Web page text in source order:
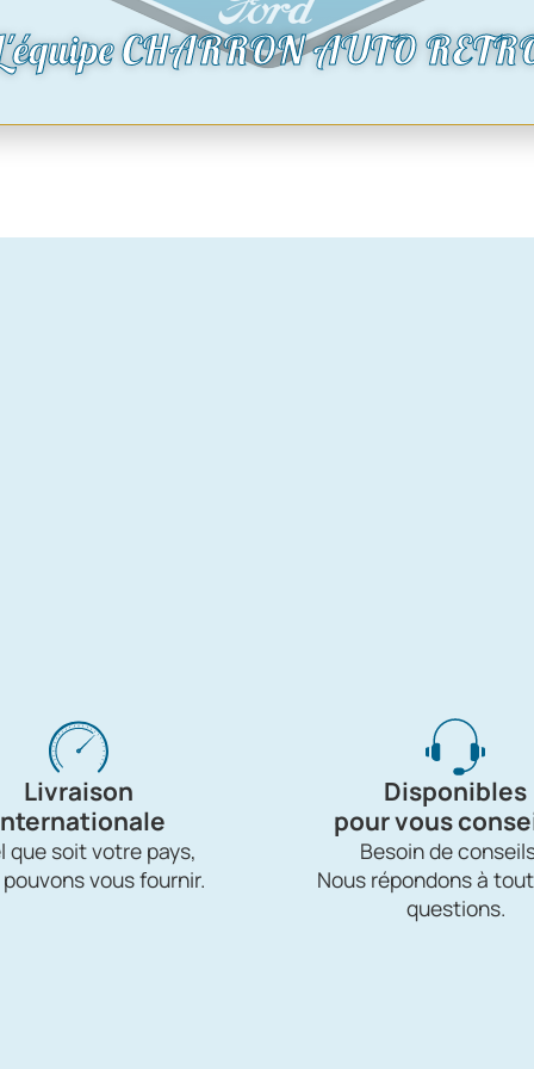
Livraison
que soit votre pays,
vous fournir.
Disponibles
pour vous
Besoin de
Nous répondons à
questions.
CHARRON AUTO